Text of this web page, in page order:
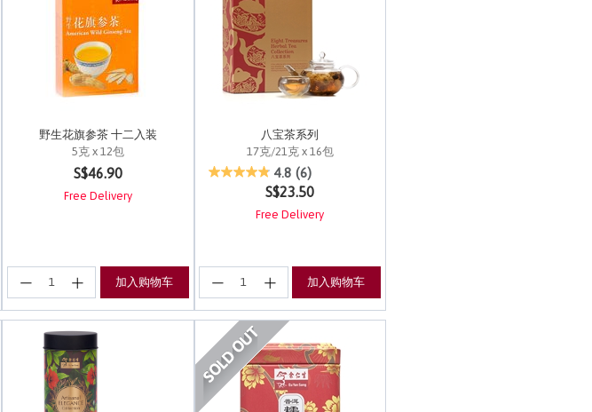
野生花旗参茶 十二入装
5克 x 12包
5 out of 5 Customer Rating
S$46.90
Free Delivery
加入购物车
八宝茶系列
17克/21克 x 16包
4.1 out of 5 Customer Rating
4.8 (6)
S$23.50
Free Delivery
加入购物车